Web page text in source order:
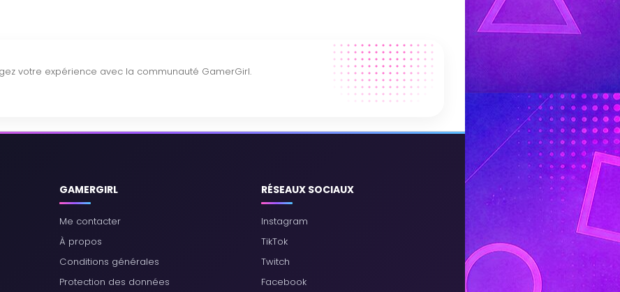
GAMERGIRL
Me contacter
À propos
Conditions générales
Protection des données
RÉSEAUX SOCIAUX
Instagram
TikTok
Twitch
Facebook